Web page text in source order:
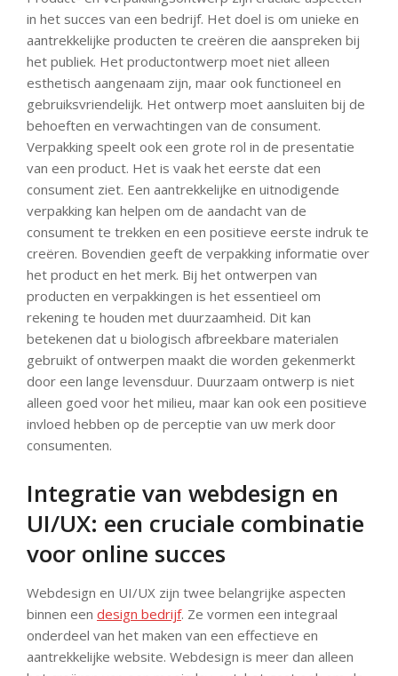
in het succes van een bedrijf. Het doel is om unieke en
aantrekkelijke producten te creëren die aanspreken bij
het publiek. Het productontwerp moet niet alleen
esthetisch aangenaam zijn, maar ook functioneel en
gebruiksvriendelijk. Het ontwerp moet aansluiten bij de
behoeften en verwachtingen van de consument.
Verpakking speelt ook een grote rol in de presentatie
van een product. Het is vaak het eerste dat een
consument ziet. Een aantrekkelijke en uitnodigende
verpakking kan helpen om de aandacht van de
consument te trekken en een positieve eerste indruk te
creëren. Bovendien geeft de verpakking informatie over
het product en het merk. Bij het ontwerpen van
producten en verpakkingen is het essentieel om
rekening te houden met duurzaamheid. Dit kan
betekenen dat u biologisch afbreekbare materialen
gebruikt of ontwerpen maakt die worden gekenmerkt
door een lange levensduur. Duurzaam ontwerp is niet
alleen goed voor het milieu, maar kan ook een positieve
invloed hebben op de perceptie van uw merk door
consumenten.
Integratie van webdesign en
UI/UX: een cruciale combinatie
voor online succes
Webdesign en UI/UX zijn twee belangrijke aspecten
binnen een design bedrijf. Ze vormen een integraal
onderdeel van het maken van een effectieve en
aantrekkelijke website. Webdesign is meer dan alleen